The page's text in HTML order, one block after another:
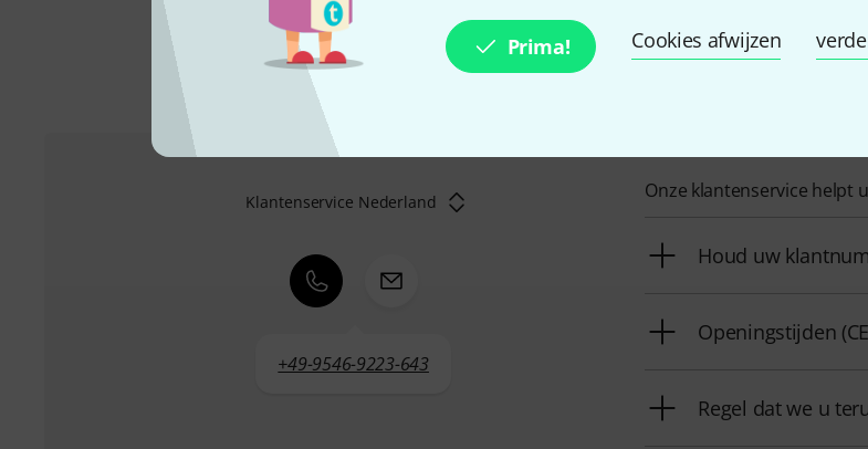
Prima! Cookies afwijzen
Zo kunt u ons
Klantenservice Nederland
+49-9546-9223-643
Onze klantenservice helpt
Houd uw
Openingstijden
Regel dat we u